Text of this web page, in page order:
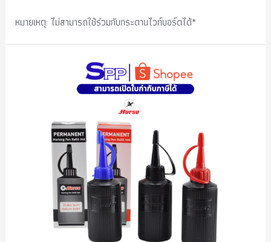
หมายเหตุ: ไม่สามารถใช้ร่วมกับกระดานไวท์บอร์ดได้*